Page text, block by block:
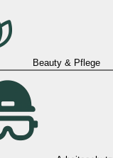
Beauty & Pflege